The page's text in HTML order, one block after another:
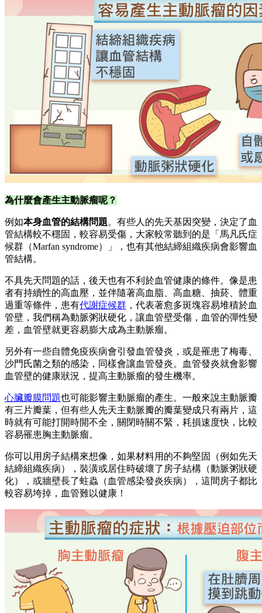
為什麼會產生主動脈瘤呢？
例如本身血管的結構問題。有些人的先天基因突變，決定了血
管結構較不穩固，較容易受傷，大家較常聽到的是「馬凡氏症
候群（Marfan syndrome）」，也有其他結締組織疾病會影響血
管結構。
不具先天問題的話，後天也有不利於血管健康的條件。像是患
者有持續性的高血壓，並伴隨著高血脂、高血糖、抽菸、體重
過重等條件，患有代謝症候群 ，代表著愈多斑塊容易堆積於血
管壁，我們稱為動脈粥狀硬化，讓血管壁受傷，血管的彈性變
差，血管壁就更容易膨大成為主動脈瘤。
另外有一些自體免疫疾病會引發血管發炎，或是罹患了梅毒、
沙門氏菌之類的感染，同樣會讓血管發炎。血管發炎就會影響
血管壁的健康狀況，提高主動脈瘤的發生機率。
心臟瓣膜問題也可能影響主動脈瘤的產生。一般來說主動脈瓣
有三片瓣葉，但有些人先天主動脈瓣的瓣葉變成只有兩片，這
時就有可能打開時開不全，關閉時關不緊，耗損速度快，比較
容易罹患胸主動脈瘤。
你可以用房子結構來想像，如果材料用的不夠堅固（例如先天
結締組織疾病），裝潢或居住時破壞了房子結構（動脈粥狀硬
化），或牆壁長了蛀蟲（血管感染發炎疾病），這間房子都比
較容易垮掉，血管難以健康！